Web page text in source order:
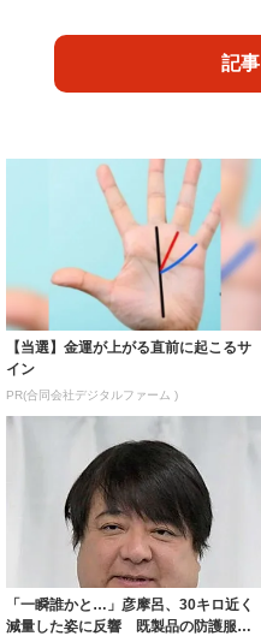
記
【当選】金運が上がる直前に起こるサ
イン
PR(合同会社デジタルファーム )
「一瞬誰かと…」彦摩呂、30キロ近く
減量した姿に反響 既製品の防護服が